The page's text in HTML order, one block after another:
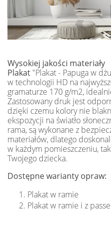
Wysokiej jakości materiały
Plakat "Plakat - Papuga w
w technologii HD na
gramaturze 170 g/m2,
Zastosowany druk jest
dzięki czemu kolory nie
ekspozycji na światło
rama, są wykonane z
materiałów, dlatego
w każdym pomieszczeniu,
Twojego dziecka.
Dostępne warianty opraw:
Plakat w ramie
Plakat w ramie i z